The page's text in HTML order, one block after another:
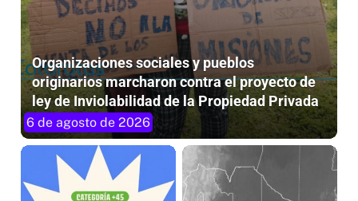
Organizaciones sociales y pueblos
originarios marcharon contra el proyecto de
ley de Inviolabilidad de la Propiedad Privada
6 de agosto de 2026